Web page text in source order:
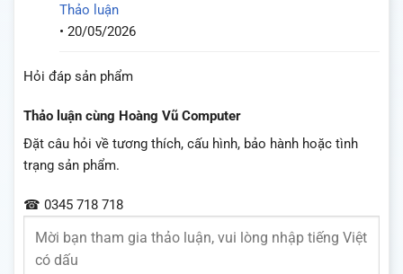
Thảo luận
• 20/05/2026
Hỏi đáp sản phẩm
Thảo luận cùng Hoàng Vũ Computer
Đặt câu hỏi về tương thích, cấu hình, bảo hành hoặc tình
trạng sản phẩm.
☎ 0345 718 718